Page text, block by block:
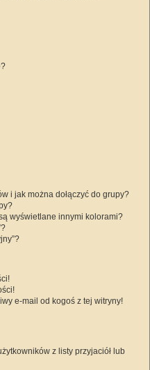
i jak można dołączyć do grupy?
wyświetlane innymi kolorami?
e-mail od kogoś z tej witryny!
z listy przyjaciół lub